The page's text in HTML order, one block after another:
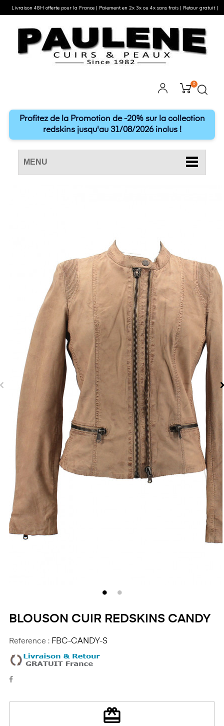
0
Profitez de la Promotion de -20% sur la collection
redskins jusqu'au 31/08/2026 inclus !
MENU
BLOUSON CUIR REDSKINS CANDY
Reference : FBC-CANDY-S
redeem
Livraison 48H offerte pour la France | Paiement en 2x 3x ou 4x sans frais | Retour gratuit |